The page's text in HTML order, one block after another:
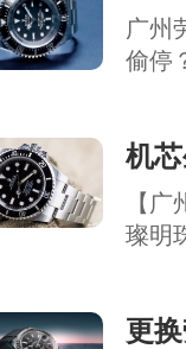
广州
偷停
机
【
璨明
更